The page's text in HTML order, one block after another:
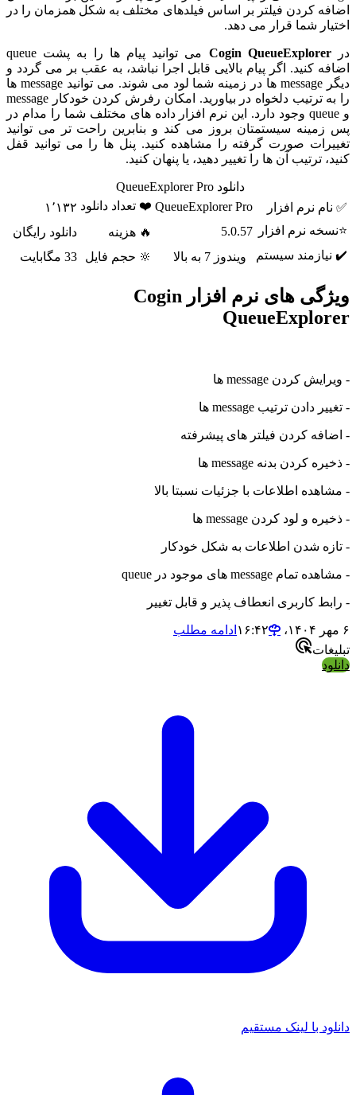
اضافه کردن فیلتر بر اساس فیلدهای مختلف به شکل همزمان را در
اختیار شما قرار می دهد.
درCogin QueueExplorer
می توانید پیام ها را به پشت queue
اضافه کنید. اگر پیام بالایی قابل اجرا نباشد، به عقب بر می گردد و
دیگر message ها در زمینه شما لود می شوند. می توانید message ها
را به ترتیب دلخواه در بیاورید. امکان رفرش کردن خودکار message
و queue وجود دارد. این نرم افزار داده های مختلف شما را مدام در
پس زمینه سیستمتان بروز می کند و بنابرین راحت تر می توانید
تغییرات صورت گرفته را مشاهده کنید. پنل ها را می توانید قفل
کنید، ترتیب آن ها را تغییر دهید، یا پنهان کنید.
دانلود QueueExplorer Pro
✅ نام نرم افزار
QueueExplorer Pro ❤️ تعداد دانلود ۱٬۱۳۲
⭐نسخه نرم افزار
5.0.57 🔥 هزینه
دانلود رایگان
✔️ نیازمند سیستم
ویندوز 7 به بالا 🔆 حجم فایل 33 مگابایت
ویژگی های نرم افزار Cogin
QueueExplorer
- ویرایش کردن message ها
- تغییر دادن ترتیب message ها
- اضافه کردن فیلتر های پیشرفته
- ذخیره کردن بدنه message ها
- مشاهده اطلاعات با جزئیات نسبتا بالا
- ذخیره و لود کردن message ها
- تازه شدن اطلاعات به شکل خودکار
- مشاهده تمام message های موجود در queue
- رابط کاربری انعطاف پذیر و قابل تغییر
۶ مهر ۱۴۰۴،‏ ۱۶:۴۲
ادامه مطلب
تبلیغات
دانلود
دانلود با لینک مستقیم